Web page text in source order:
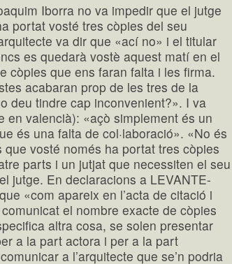
Iborra no va impedir que el jutge
portat vosté tres còpies del seu
va dir que «ací no» i el titular
es quedarà vostè aquest matí en el
còpies que ens faran falta i les firma.
acabaran prop de les tres de la
deu tindre cap inconvenient?». I va
en valencià): «açò simplement és un
és una falta de col·laboració». «No és
vosté només ha portat tres còpies
parts i un jutjat que necessiten el seu
jutge. En declaracions a LEVANTE-
«com apareix en l’acta de citació i
el nombre exacte de còpies
altra cosa, se solen presentar
a la part actora i per a la part
a l’arquitecte que se’n podria